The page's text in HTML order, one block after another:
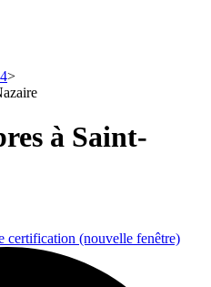
à Saint-
certification (nouvelle fenêtre)